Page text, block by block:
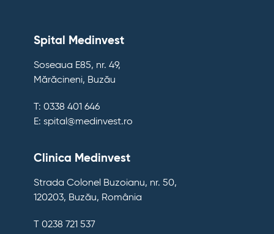
Spital Medinvest
Soseaua E85, nr. 49,
Mărăcineni, Buzău
T: 0338 401 646
E: spital@medinvest.ro
Clinica Medinvest
Strada Colonel Buzoianu, nr. 50,
120203, Buzău, România
T 0238 721 537